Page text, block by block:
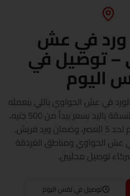
ورد في عش
– توصيل في
اليوم
في عش الحواوي باللي بنعمله
إحنا — باقات فريش متنسقة باليد بسعر يبدأ من 500 جنيه،
توصيل في نفس اليوم لحد 5 العصر، وضمان ورد فريش.
عش الحواوي ومناطق الغردقة
توصيل محليين.
توصيل في نفس اليوم